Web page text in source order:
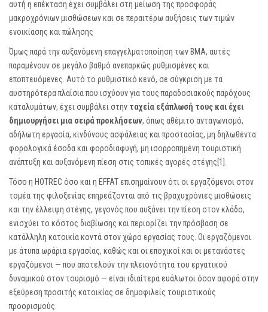
αυτή η επέκταση έχει συμβάλει στη μείωση της προσφοράς
μακροχρόνιων μισθώσεων και σε περαιτέρω αυξήσεις των τιμών
ενοικίασης και πώλησης
Όμως παρά την αυξανόμενη επαγγελματοποίηση των ΒΜΑ, αυτές
παραμένουν σε μεγάλο βαθμό ανεπαρκώς ρυθμισμένες και
εποπτευόμενες. Αυτό το ρυθμιστικό κενό, σε σύγκριση με τα
αυστηρότερα πλαίσια που ισχύουν για τους παραδοσιακούς παρόχους
καταλυμάτων, έχει συμβάλει στην ταχεία εξάπλωσή τους και έχει
δημιουργήσει μια σειρά προκλήσεων, όπως αθέμιτο ανταγωνισμό,
αδήλωτη εργασία, κινδύνους ασφάλειας και προστασίας, μη δηλωθέντα
φορολογικά έσοδα και φοροδιαφυγή, μη ισορροπημένη τουριστική
ανάπτυξη και αυξανόμενη πίεση στις τοπικές αγορές στέγης [1]
Τόσο η HOTREC όσο και η EFFAT επισημαίνουν ότι οι εργαζόμενοι στον
τομέα της φιλοξενίας επηρεάζονται από τις βραχυχρόνιες μισθώσεις
και την έλλειψη στέγης, γεγονός που αυξάνει την πίεση στον κλάδο,
ενισχύει το κόστος διαβίωσης και περιορίζει την πρόσβαση σε
κατάλληλη κατοικία κοντά στον χώρο εργασίας τους. Οι εργαζόμενοι
με άτυπα ωράρια εργασίας, καθώς και οι εποχικοί και οι μετανάστες
εργαζόμενοι — που αποτελούν την πλειονότητα του εργατικού
δυναμικού στον τουρισμό — είναι ιδιαίτερα ευάλωτοι όσον αφορά στην
εξεύρεση προσιτής κατοικίας σε δημοφιλείς τουριστικούς
προορισμούς.